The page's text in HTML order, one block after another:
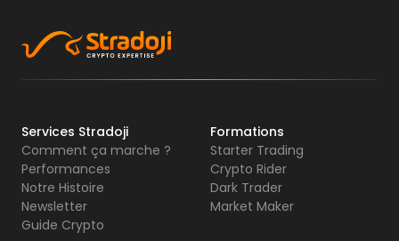
Services Stradoji
Comment ça marche ?
Performances
Notre Histoire
Newsletter
Guide Crypto
Formations
Starter Trading
Crypto Rider
Dark Trader
Market Maker